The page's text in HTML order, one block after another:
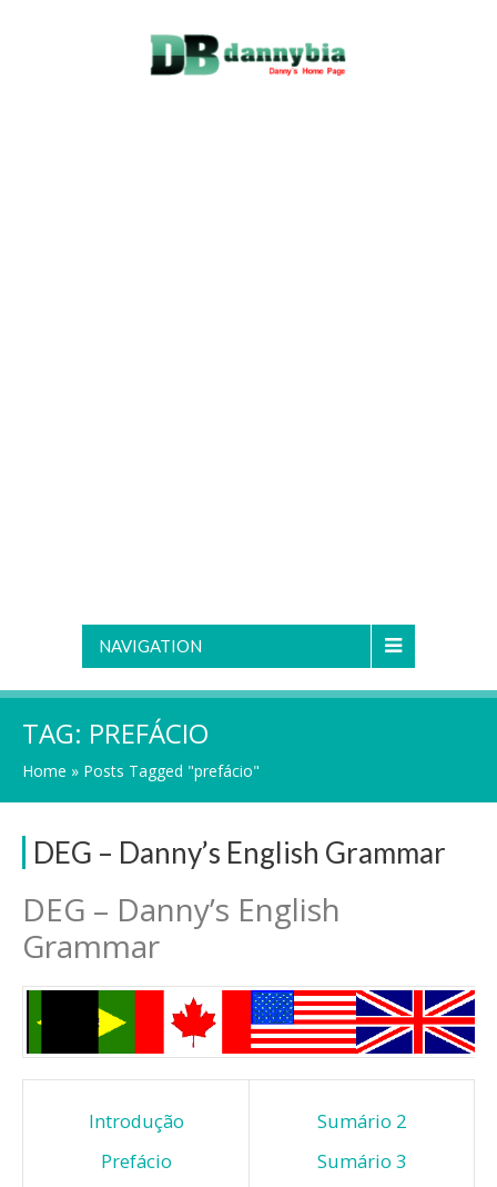
NAVIGATION
TAG: PREFÁCIO
Home » Posts Tagged "prefácio"
DEG – Danny’s English Grammar
DEG – Danny’s English
Grammar
Introdução
Prefácio
Sumário 2
Sumário 3